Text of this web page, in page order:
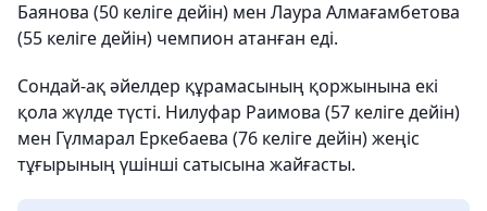
Баянова (50 келіге дейін) мен Лаура Алмағамбетова
(55 келіге дейін) чемпион атанған еді.
Сондай-ақ әйелдер құрамасының қоржынына екі
қола жүлде түсті. Нилуфар Раимова (57 келіге дейін)
мен Гүлмарал Еркебаева (76 келіге дейін) жеңіс
тұғырының үшінші сатысына жайғасты.